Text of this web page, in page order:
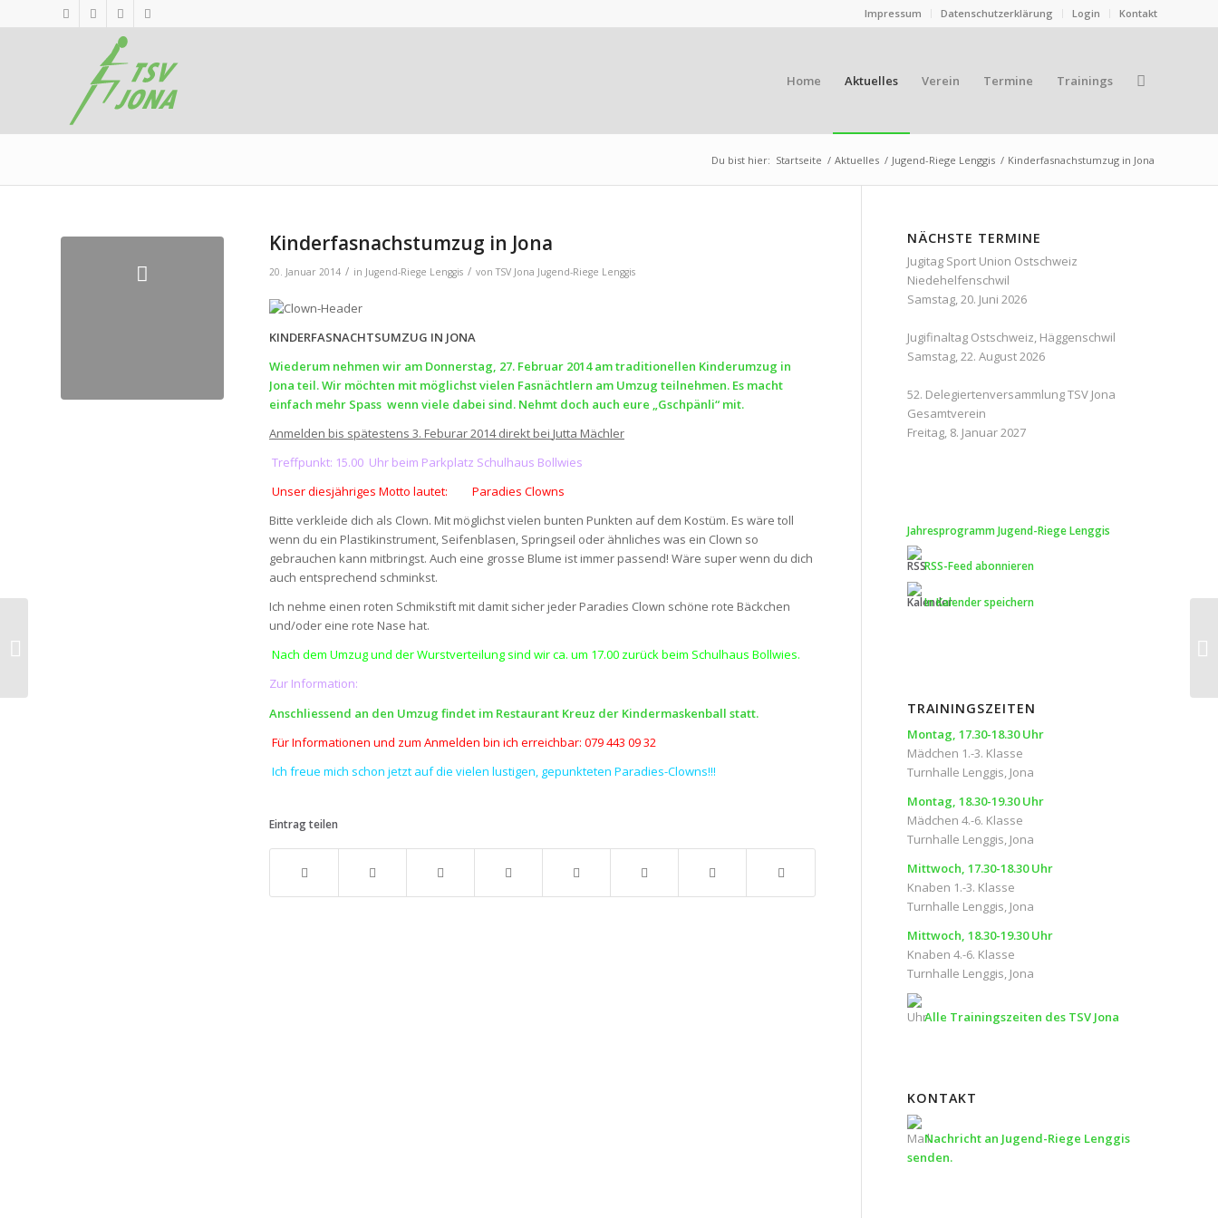
Impressum Datenschutzerklärung Login Kontakt
Home Aktuelles Verein Termine Trainings
Du bist hier: Startseite / Aktuelles / Jugend-Riege Lenggis / Kinderfasnachstumzug in Jona
Kinderfasnachstumzug in Jona
20. Januar 2014 / in Jugend-Riege Lenggis / vonTSV Jona Jugend-Riege Lenggis
KINDERFASNACHTSUMZUG IN JONA
Wiederum nehmen wir am Donnerstag, 27. Februar 2014 am traditionellen Kinderumzug in
Jona teil. Wir möchten mit möglichst vielen Fasnächtlern am Umzug teilnehmen. Es macht
einfach mehr Spass wenn viele dabei sind. Nehmt doch auch eure „Gschpänli“ mit.
Anmelden bis spätestens 3. Feburar 2014 direkt bei Jutta Mächler
Treffpunkt: 15.00 Uhr beim Parkplatz Schulhaus Bollwies
Unser diesjähriges Motto lautet: Paradies Clowns
Bitte verkleide dich als Clown. Mit möglichst vielen bunten Punkten auf dem Kostüm. Es wäre toll
wenn du ein Plastikinstrument, Seifenblasen, Springseil oder ähnliches was ein Clown so
gebrauchen kann mitbringst. Auch eine grosse Blume ist immer passend! Wäre super wenn du dich
auch entsprechend schminkst.
Ich nehme einen roten Schmikstift mit damit sicher jeder Paradies Clown schöne rote Bäckchen
und/oder eine rote Nase hat.
Nach dem Umzug und der Wurstverteilung sind wir ca. um 17.00 zurück beim Schulhaus Bollwies.
Zur Information:
Anschliessend an den Umzug findet im Restaurant Kreuz der Kindermaskenball statt.
Für Informationen und zum Anmelden bin ich erreichbar: 079 443 09 32
Ich freue mich schon jetzt auf die vielen lustigen, gepunkteten Paradies-Clowns!!!
Eintrag teilen
NÄCHSTE TERMINE
Jugitag Sport Union Ostschweiz
Niedehelfenschwil
Samstag, 20. Juni 2026
Jugifinaltag Ostschweiz, Häggenschwil
Samstag, 22. August 2026
52. Delegiertenversammlung TSV Jona
Gesamtverein
Freitag, 8. Januar 2027
Jahresprogramm Jugend-Riege Lenggis
RSS-Feed abonnieren
In Kalender speichern
TRAININGSZEITEN
Montag, 17.30-18.30 Uhr
Mädchen 1.-3. Klasse
Turnhalle Lenggis, Jona
Montag, 18.30-19.30 Uhr
Mädchen 4.-6. Klasse
Turnhalle Lenggis, Jona
Mittwoch, 17.30-18.30 Uhr
Knaben 1.-3. Klasse
Turnhalle Lenggis, Jona
Mittwoch, 18.30-19.30 Uhr
Knaben 4.-6. Klasse
Turnhalle Lenggis, Jona
Alle Trainingszeiten des TSV Jona
KONTAKT
Nachricht an Jugend-Riege Lenggis
senden.